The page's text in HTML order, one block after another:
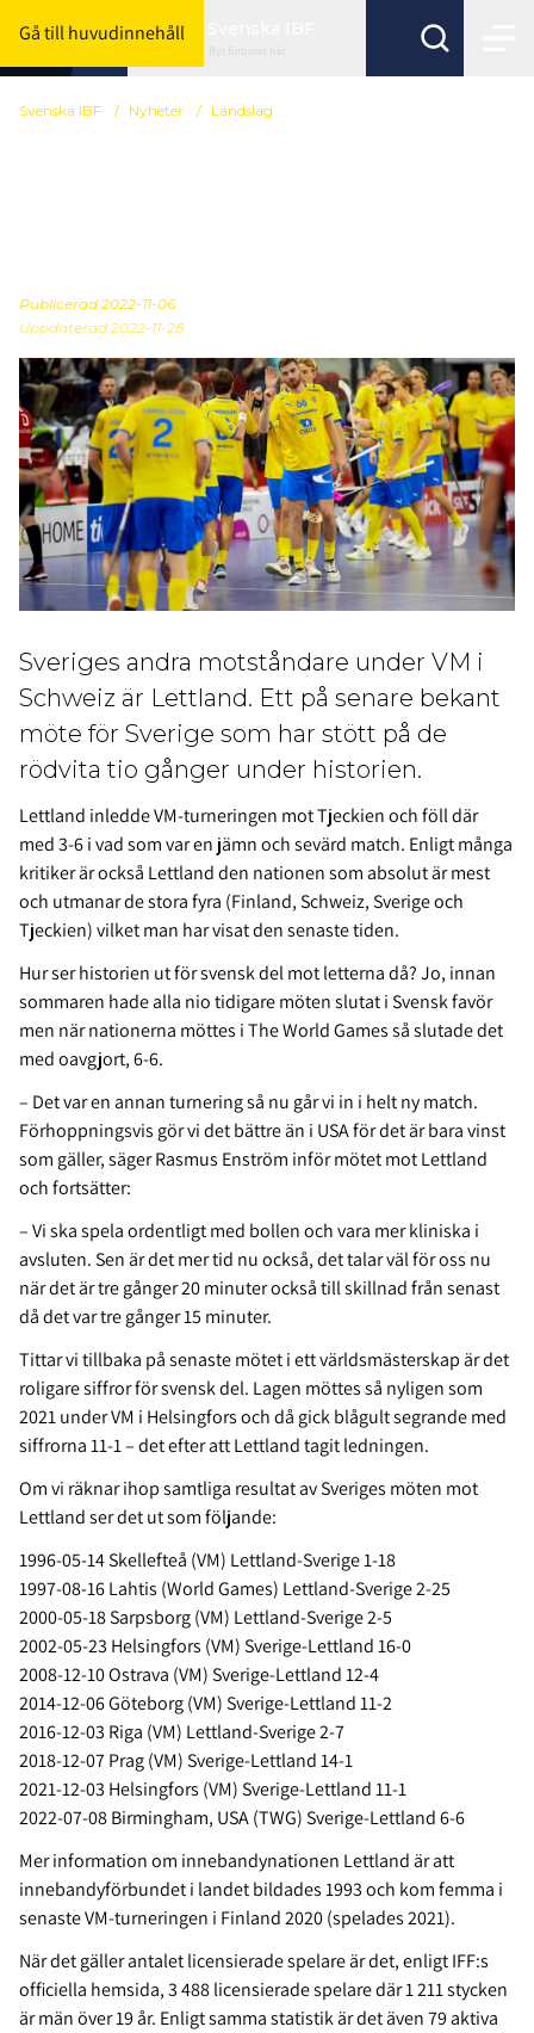
Gå till huvudinnehåll
Byt förbund här
Svenska IBF / Nyheter / Landslag
Publicerad 2022-11-06
Uppdaterad 2022-11-28
Sveriges andra motståndare under VM i
Schweiz är Lettland. Ett på senare bekant
möte för Sverige som har stött på de
rödvita tio gånger under historien.
Lettland inledde VM-turneringen mot Tjeckien och föll där
med 3-6 i vad som var en jämn och sevärd match. Enligt många
kritiker är också Lettland den nationen som absolut är mest
och utmanar de stora fyra (Finland, Schweiz, Sverige och
Tjeckien) vilket man har visat den senaste tiden.
Hur ser historien ut för svensk del mot letterna då? Jo, innan
sommaren hade alla nio tidigare möten slutat i Svensk favör
men när nationerna möttes i The World Games så slutade det
med oavgjort, 6-6.
– Det var en annan turnering så nu går vi in i helt ny match.
Förhoppningsvis gör vi det bättre än i USA för det är bara vinst
som gäller, säger Rasmus Enström inför mötet mot Lettland
och fortsätter:
– Vi ska spela ordentligt med bollen och vara mer kliniska i
avsluten. Sen är det mer tid nu också, det talar väl för oss nu
när det är tre gånger 20 minuter också till skillnad från senast
då det var tre gånger 15 minuter.
Tittar vi tillbaka på senaste mötet i ett världsmästerskap är det
roligare siffror för svensk del. Lagen möttes så nyligen som
2021 under VM i Helsingfors och då gick blågult segrande med
siffrorna 11-1 – det efter att Lettland tagit ledningen.
Om vi räknar ihop samtliga resultat av Sveriges möten mot
Lettland ser det ut som följande:
1996-05-14 Skellefteå (VM) Lettland-Sverige 1-18
1997-08-16 Lahtis (World Games) Lettland-Sverige 2-25
2000-05-18 Sarpsborg (VM) Lettland-Sverige 2-5
2002-05-23 Helsingfors (VM) Sverige-Lettland 16-0
2008-12-10 Ostrava (VM) Sverige-Lettland 12-4
2014-12-06 Göteborg (VM) Sverige-Lettland 11-2
2016-12-03 Riga (VM) Lettland-Sverige 2-7
2018-12-07 Prag (VM) Sverige-Lettland 14-1
2021-12-03 Helsingfors (VM) Sverige-Lettland 11-1
2022-07-08 Birmingham, USA (TWG) Sverige-Lettland 6-6
Mer information om innebandynationen Lettland är att
innebandyförbundet i landet bildades 1993 och kom femma i
senaste VM-turneringen i Finland 2020 (spelades 2021).
När det gäller antalet licensierade spelare är det, enligt IFF:s
officiella hemsida, 3 488 licensierade spelare där 1 211 stycken
är män över 19 år. Enligt samma statistik är det även 79 aktiva